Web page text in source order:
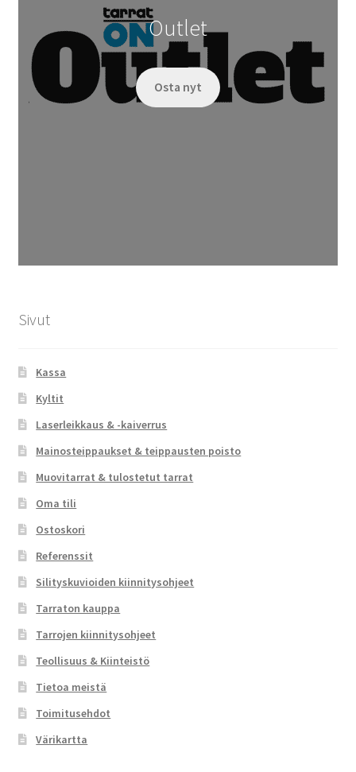
Outlet
Osta nyt
Sivut
Kassa
Kyltit
Laserleikkaus & -kaiverrus
Mainosteippaukset & teippausten poisto
Muovitarrat & tulostetut tarrat
Oma tili
Ostoskori
Referenssit
Silityskuvioiden kiinnitysohjeet
Tarraton kauppa
Tarrojen kiinnitysohjeet
Teollisuus & Kiinteistö
Tietoa meistä
Toimitusehdot
Värikartta